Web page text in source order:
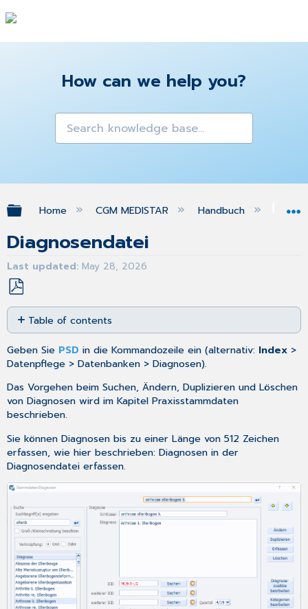
How can we help you?
Expand/collapse global hierarchy
Home CGM MEDISTAR Handbuch
Diagnosendatei
Last updated May 28, 2026
Save
as
PDF
Table of contents
No
headers
Geben Sie PSD in die Kommandozeile ein (alternativ: Index >
Datenpflege > Datenbanken > Diagnosen).
Das Vorgehen beim Suchen, Ändern, Duplizieren und Löschen
von Diagnosen wird im KapitelPraxisstammdaten
beschrieben.
Sie können Diagnosen bis zu einer Länge von 512 Zeichen
erfassen, wie hier beschrieben:Diagnosen in der
Diagnosendatei erfassen.